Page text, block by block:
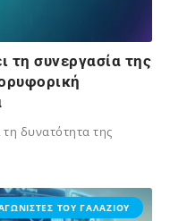
τη συνεργασία της
δυνατότητα της
ΤΟΥ ΓΑΛΑΖΙΟΥ